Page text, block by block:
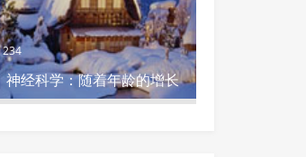
234
经科学：随着年龄的增长
4个坏习惯